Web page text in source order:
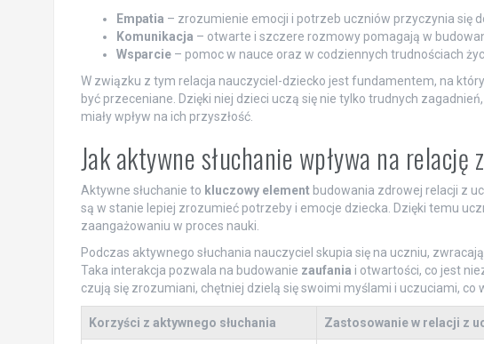
Empatia – zrozumienie emocji i potrzeb uczniów przyczynia się
Komunikacja – otwarte i szczere rozmowy pomagają w
Wsparcie– pomoc w nauce oraz w codziennych trudnościach
W związku z tym relacja nauczyciel-dziecko jest fundamentem, na
być przeceniane. Dzięki niej dzieci uczą się nie tylko trudnych
miały wpływ na ich przyszłość.
Jak aktywne słuchanie wpływa na relację
Aktywne słuchanie to kluczowy elementbudowania zdrowej relacji z
są w stanie lepiej zrozumieć potrzeby i emocje dziecka. Dzięki temu
zaangażowaniu w proces nauki.
Podczas aktywnego słuchania nauczyciel skupia się na uczniu,
Taka interakcja pozwala na budowanie zaufania i otwartości, co jest
czują się zrozumiani, chętniej dzielą się swoimi myślami i uczuciami, co
Korzyści z aktywnego słuchania Zastosowanie w relacji z